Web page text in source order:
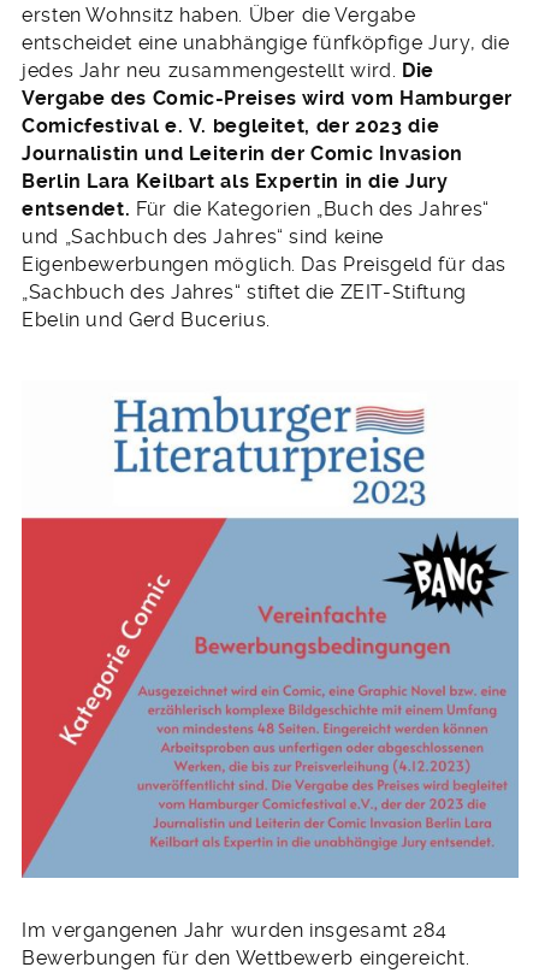
ersten Wohnsitz haben. Über die Vergabe
entscheidet eine unabhängige fünfköpfige Jury, die
jedes Jahr neu zusammengestellt wird. Die
Vergabe des Comic-Preises wird vom Hamburger
Comicfestival e. V. begleitet, der 2023 die
Journalistin und Leiterin der Comic Invasion
Berlin Lara Keilbart als Expertin in die Jury
entsendet. Für die Kategorien „Buch des Jahres“
und „Sachbuch des Jahres“ sind keine
Eigenbewerbungen möglich. Das Preisgeld für das
„Sachbuch des Jahres“ stiftet die ZEIT-Stiftung
Ebelin und Gerd Bucerius.
Im vergangenen Jahr wurden insgesamt 284
Bewerbungen für den Wettbewerb eingereicht.